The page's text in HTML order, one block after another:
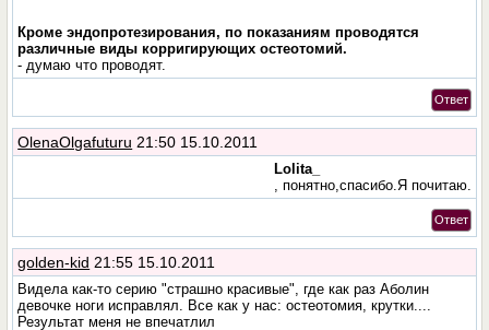
Кроме эндопротезирования, по показаниям проводятся
различные виды корригирующих остеотомий.
- думаю что проводят.
Ответ
OlenaOlgafuturu 21:50 15.10.2011
Lolita_
, понятно,спасибо.Я почитаю.
Ответ
golden-kid 21:55 15.10.2011
Видела как-то серию "страшно красивые", где как раз Аболин
девочке ноги исправлял. Все как у нас: остеотомия, крутки....
Результат меня не впечатлил